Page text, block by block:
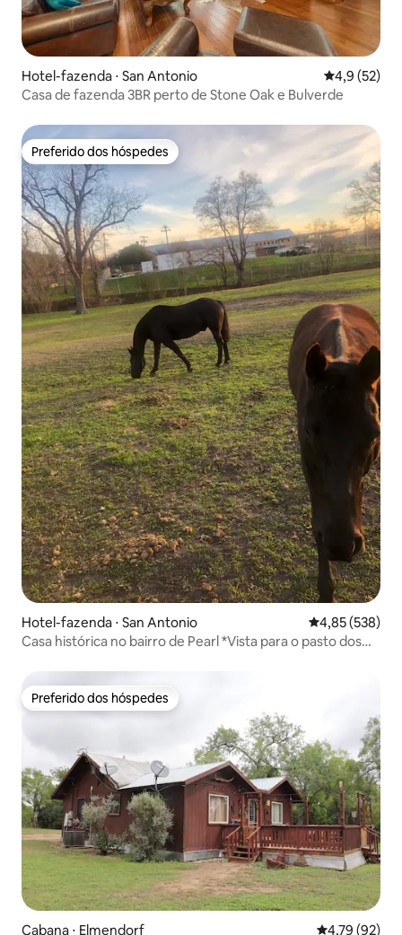
Hotel-fazenda ⋅ San Antonio 4,9 de uma
4,9 (52)
Casa de fazenda 3BR perto de Stone Oak e Bulverde
Preferido dos hóspedes
Preferido dos hóspedes
Hotel-fazenda ⋅ San Antonio 4,85 de uma
4,85 (538)
Casa histórica no bairro de Pearl *Vista para o pasto dos
Preferido dos hóspedes
Preferido dos hóspedes
Cabana ⋅ Elmendorf 4,79 de uma
4,79 (92)